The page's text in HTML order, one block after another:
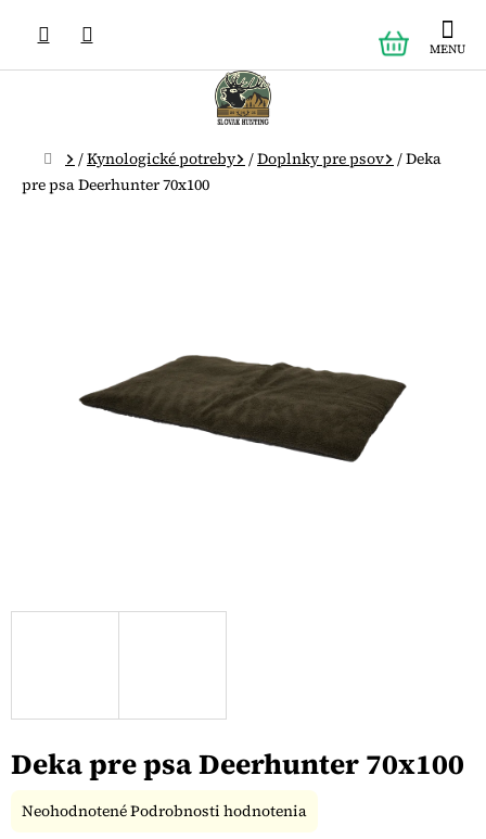
obsah
KOŠÍK
Domov
/Kynologické potreby /Doplnky pre psov /Deka
pre psa Deerhunter 70x100
Deka pre psa Deerhunter 70x100
Priemerné
NeohodnotenéPodrobnosti hodnotenia